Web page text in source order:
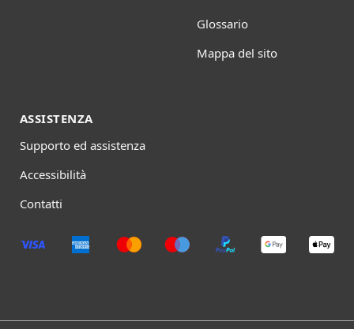
Glossario
Mappa del sito
ASSISTENZA
Supporto ed assistenza
Accessibilità
Contatti